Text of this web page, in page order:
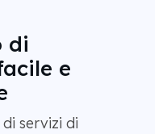
di
e
servizi di